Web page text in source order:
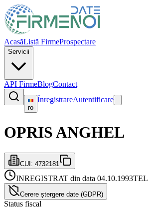
AcasăListă FirmeProspectare
Servicii
API FirmeBlogContact
ro
ÎnregistrareAutentificare
OPRIS ANGHEL
CUI: 4732181
INREGISTRAT din data 04.10.1993
Cerere ștergere date (GDPR)
Status fiscal